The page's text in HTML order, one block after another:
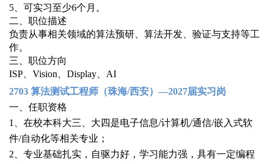
5、可实习至少6个月。
二、职位描述
负责从事相关领域的算法预研、算法开发、验证与支持等工
作。
三、职位方向
ISP、Vision、Display、AI
2703 算法测试工程师（珠海/西安）—2027届实习岗
一、任职资格
1、在校本科大三、大四是电子信息/计算机/通信/嵌入式软
件/自动化等相关专业；
2、专业基础扎实，自驱力好，学习能力强，具有一定编程